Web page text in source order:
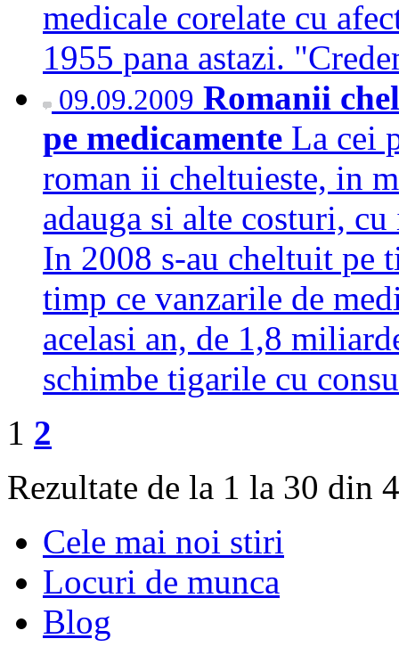
medicale corelate cu
1955 pana astazi.
09.09.2009 Romanii
pe medicamente La cei
roman ii cheltuieste, in
adauga si alte costuri,
In 2008 s-au cheltuit pe
timp ce vanzarile de
acelasi an, de 1,8
schimbe tigarile cu
1 2
Rezultate de la 1 la 30 din
Cele mai noi stiri
Locuri de munca
Blog